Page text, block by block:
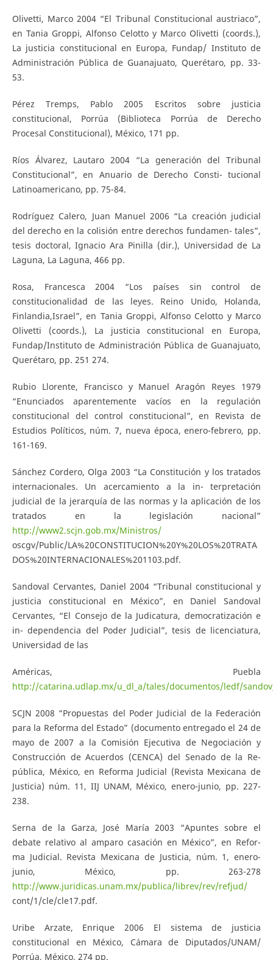
Olivetti, Marco 2004 “El Tribunal Constitucional austriaco”,
en Tania Groppi, Alfonso Celotto y Marco Olivetti (coords.),
La justicia constitucional en Europa, Fundap/ Instituto de
Administración Pública de Guanajuato, Querétaro, pp. 33-
53.
Pérez Tremps, Pablo 2005 Escritos sobre justicia
constitucional, Porrúa (Biblioteca Porrúa de Derecho
Procesal Constitucional), México, 171 pp.
Ríos Álvarez, Lautaro 2004 “La generación del Tribunal
Constitucional”, en Anuario de Derecho Consti- tucional
Latinoamericano, pp. 75-84.
Rodríguez Calero, Juan Manuel 2006 “La creación judicial
del derecho en la colisión entre derechos fundamen- tales”,
tesis doctoral, Ignacio Ara Pinilla (dir.), Universidad de La
Laguna, La Laguna, 466 pp.
Rosa, Francesca 2004 “Los países sin control de
constitucionalidad de las leyes. Reino Unido, Holanda,
Finlandia,Israel”, en Tania Groppi, Alfonso Celotto y Marco
Olivetti (coords.), La justicia constitucional en Europa,
Fundap/Instituto de Administración Pública de Guanajuato,
Querétaro, pp. 251 274.
Rubio Llorente, Francisco y Manuel Aragón Reyes 1979
“Enunciados aparentemente vacíos en la regulación
constitucional del control constitucional”, en Revista de
Estudios Políticos, núm. 7, nueva época, enero-febrero, pp.
161-169.
Sánchez Cordero, Olga 2003 “La Constitución y los tratados
internacionales. Un acercamiento a la in- terpretación
judicial de la jerarquía de las normas y la aplicación de los
tratados en la legislación nacional”
http://www2.scjn.gob.mx/Ministros/
oscgv/Public/LA%20CONSTITUCION%20Y%20LOS%20TRATA
DOS%20INTERNACIONALES%201103.pdf.
Sandoval Cervantes, Daniel 2004 “Tribunal constitucional y
justicia constitucional en México”, en Daniel Sandoval
Cervantes, “El Consejo de la Judicatura, democratización e
in- dependencia del Poder Judicial”, tesis de licenciatura,
Universidad de las
Américas, Puebla
http://catarina.udlap.mx/u_dl_a/tales/documentos/ledf/
SCJN 2008 “Propuestas del Poder Judicial de la Federación
para la Reforma del Estado” (documento entregado el 24 de
mayo de 2007 a la Comisión Ejecutiva de Negociación y
Construcción de Acuerdos (CENCA) del Senado de la Re-
pública, México, en Reforma Judicial (Revista Mexicana de
Justicia) núm. 11, IIJ UNAM, México, enero-junio, pp. 227-
238.
Serna de la Garza, José María 2003 “Apuntes sobre el
debate relativo al amparo casación en México”, en Refor-
ma Judicial. Revista Mexicana de Justicia, núm. 1, enero-
junio, México, pp. 263-278
http://www.juridicas.unam.mx/publica/librev/rev/refjud/
cont/1/cle/cle17.pdf.
Uribe Arzate, Enrique 2006 El sistema de justicia
constitucional en México, Cámara de Diputados/UNAM/
Porrúa, México, 274 pp.